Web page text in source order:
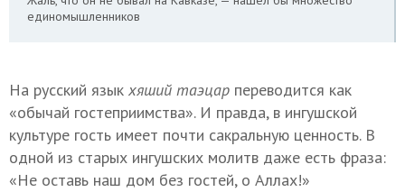
единомышленников
На русский язык хяший таэцар переводится как
«обычай гостеприимства». И правда, в ингушской
культуре гость имеет почти сакральную ценность. В
одной из старых ингушских молитв даже есть фраза:
«Не оставь наш дом без гостей, о Аллах!»